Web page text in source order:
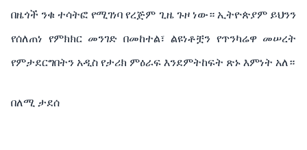
በዜጎች ንቁ ተሳትፎ የሚገነባ የረጅም ጊዜ ጉዞ ነው። ኢትዮጵያም ይህንን
የሰለጠነ የምክክር መንገድ በመከተል፣ ልዩነቶቿን የጥንካሬዋ መሠረት
የምታደርግበትን አዲስ የታሪክ ምዕራፍ እንደምትከፍት ጽኑ እምነት አለ።
በለሚ ታደሰ